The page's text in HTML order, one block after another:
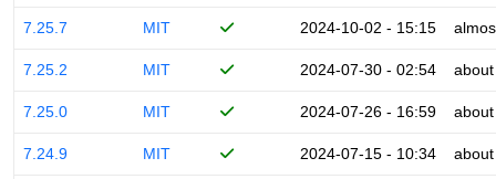
7.25.7 MIT 2024-10-02 - 15:15
7.25.2 MIT 2024-07-30 - 02:54
7.25.0 MIT 2024-07-26 - 16:59
7.24.9 MIT 2024-07-15 - 10:34